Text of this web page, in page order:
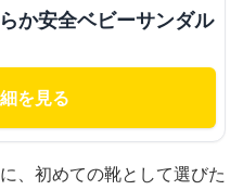
か安全ベビーサンダル
を見る
、初めての靴として選びた